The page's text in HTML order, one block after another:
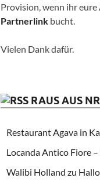
Provision, wenn ihr
Partnerlink bucht.
Vielen Dank dafür.
RAUS AUS
Restaurant Agava in
Locanda Antico Fiore
Walibi Holland zu